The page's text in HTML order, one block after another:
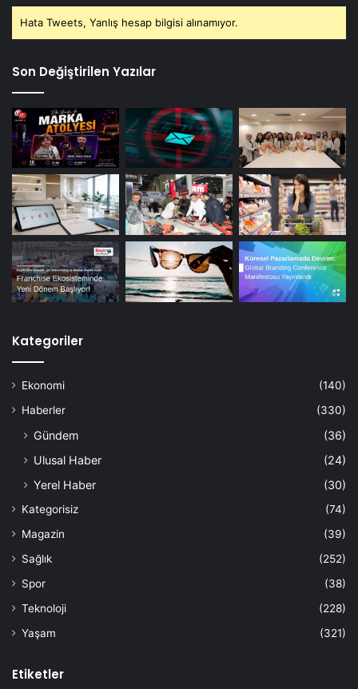
Hata Tweets, Yanlış hesap bilgisi alınamıyor.
Son Değiştirilen Yazılar
Kategoriler
Ekonomi
(140)
Haberler
(330)
Gündem
(36)
Ulusal Haber
(24)
Yerel Haber
(30)
Kategorisiz
(74)
Magazin
(39)
Sağlık
(252)
Spor
(38)
Teknoloji
(228)
Yaşam
(321)
Etiketler